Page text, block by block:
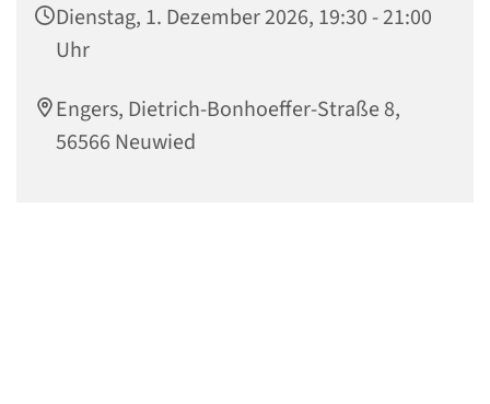
Dienstag, 1. Dezember 2026, 19:30 - 21:00
Uhr
Engers, Dietrich-Bonhoeffer-Straße 8,
56566 Neuwied